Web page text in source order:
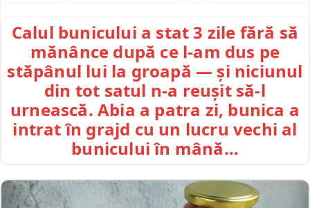
Calul bunicului a stat 3 zile fără să
mănânce după ce l-am dus pe
stăpânul lui la groapă — și niciunul
din tot satul n-a reușit să-l
urnească. Abia a patra zi, bunica a
intrat în grajd cu un lucru vechi al
bunicului în mână…